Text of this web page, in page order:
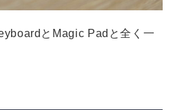
とMagic Padと全く一